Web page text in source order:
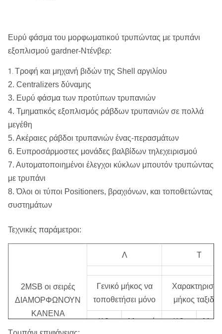
Ευρύ φάσμα του μορφωματικού τρυπώντας με τρυπάνι
εξοπλισμού gardner-Ντένβερ:
1. Τροφή και μηχανή βιδών της Shell αργιλίου
2. Centralizers δύναμης
3. Ευρύ φάσμα των προτύπων τρυπανιών
4. Τμηματικός εξοπλισμός ράβδων τρυπανιών σε πολλά
μεγέθη
5. Ακέραιες ράβδοι τρυπανιών ένας-περασμάτων
6. Ευπροσάρμοστες μονάδες βαλβίδων τηλεχειρισμού
7. Αυτοματοποιημένοι έλεγχοι κύκλων μπουτόν τρυπώντας
με τρυπάνι
8. Όλοι οι τύποι Positioners, βραχιόνων, και τοποθετώντας
συστημάτων
Τεχνικές παράμετροι:
2MSB οι σειρές
ΔΙΑΜΟΡΦΩΝΟΥΝ
ΚΑΝΕΝΑ
Λ Τ
Γενικό μήκος να
τοποθετήσει μόνο
μήκος
U.S.
Μετρικό
U.S.